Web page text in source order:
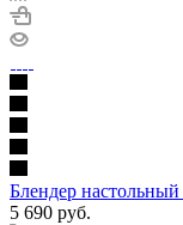
Блендер
5 690 руб.